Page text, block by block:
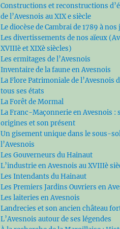
Constructions et reconstructions
de l’Avesnois au XIX e siècle
Le diocèse de Cambrai de 1789 à nos
Les divertissements de nos aïeux
XVIIIè et XIXè siècles)
Les ermitages de l’Avesnois
Inventaire de la faune en Avesnois
La Flore Patrimoniale de l’Avesnois
tous ses états
La Forêt de Mormal
La Franc-Maçonnerie en Avesnois :
origines et son présent
Un gisement unique dans le sous-
l’Avesnois
Les Gouverneurs du Hainaut
L’industrie en Avesnois au XVIIIè
Les Intendants du Hainaut
Les Premiers Jardins Ouvriers en
Les laiteries en Avesnois
Landrecies et son ancien château
L’Avesnois autour de ses légendes